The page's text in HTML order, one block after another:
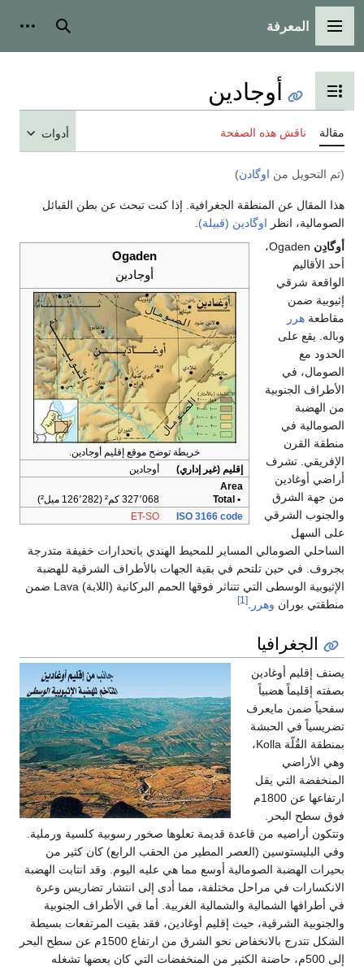
القائمة الرئيسية
المعرفة بحث
تبديل عرض جدول المحتويات
أوجادين
مقالة ناقش هذه الصفحة أدوات
(تم التحويل من اوگادن)
هذا المقال عن المنطقة الجغرافية. إذا كنت تبحث عن بطن القبائل
الصومالية، انظر اوگادين (قبيلة)
Ogaden
أوجادين
خريطة توضح موقع إقليم أوجادين.
إقليم (غير إداري)
أوجادين
Area
• Total
327٬068 كم² (126٬282 ميل²)
ISO 3166 code
ET-SO
أوگادِن
Ogaden،
أحد الأقاليم
الواقعة شرقي
إثيوبية ضمن
مقاطعة هرر
وباله. يقع على
الحدود مع
الصومال، في
الأطراف الجنوبية
من الهضبة
الصومالية في
منطقة القرن
الإفريقي. تشرف
أراضي أوغادين
من جهة الشرق
والجنوب الشرقي
على السهل
الساحلي الصومالي المساير للمحيط الهندي بانحدارات خفيفة متدرجة
بجروف. في حين تلتحم في بقية الجهات بالأطراف الشرقية للهضبة
الإثيوبية الوسطى التي تتناثر فوقها الحمم البركانية (اللابة) Lava ضمن
منطقتي بوران وهرر [1]
الجغرافيا
يصنف إقليم أوغادين
بصفته إقليماً هضبياً
سفحياً ضمن مايعرف
تضريسياً في الحبشة
بمنطقة القُلّة Kolla،
وهي الأراضي
المنخفضة التي يقل
ارتفاعها عن 1800م
فوق سطح البحر.
وتتكون أراضيه من قاعدة قديمة تعلوها صخور رسوبية كلسية ورملية.
وفي البليستوسين (العصر المطير من الحقب الرابع) كان كثير من
بحيرات الهضبة الصومالية أوسع مما هي عليه اليوم. وقد انتابت الهضبة
الانكسارات في مراحل مختلفة، مما أدى إلى انتشار تضاريس وعرة
في أطرافها الشمالية والشمالية الغربية. أما في الأطراف الجنوبية
والجنوبية الشرقية، حيث إقليم أوغادين، فقد بقيت المرتفعات بسيطة
الشكل تتدرج بالانخفاض نحو الشرق من ارتفاع 1500م عن سطح البحر
إلى 500م، حاضنة الكثير من المنخفضات التي كان بعضها تشغله